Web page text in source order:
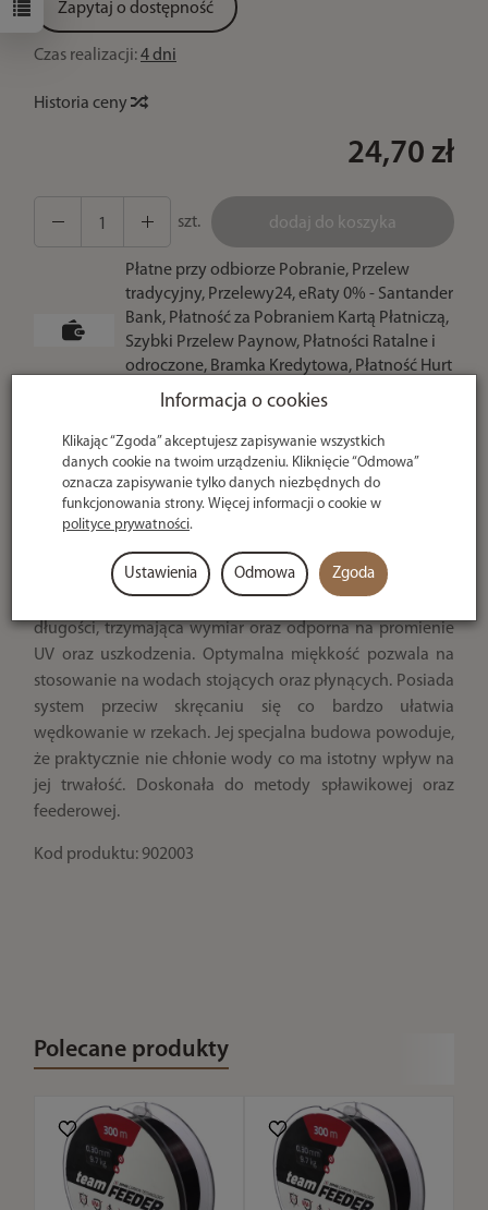
Zapytaj o dostępność
Czas realizacji:4 dni
Historia ceny
24,70 zł
szt. dodaj do koszyka
Płatne przy odbiorze Pobranie, Przelew
tradycyjny, Przelewy24, eRaty 0% - Santander
Bank, Płatność za Pobraniem Kartą Płatniczą,
Szybki Przelew Paynow, Płatności Ratalne i
odroczone, Bramka Kredytowa, Płatność Hurt
- po potwierdzeniu
U ciebie
nawet w 24h
Żyłka MatchPro M1 50m 0,097mm
Najnowszej generacji znakomita żyłka przyponowa
długości, trzymająca wymiar oraz odporna na promienie
UV oraz uszkodzenia. Optymalna miękkość pozwala na
stosowanie na wodach stojących oraz płynących. Posiada
system przeciw skręcaniu się co bardzo ułatwia
wędkowanie w rzekach. Jej specjalna budowa powoduje,
że praktycznie nie chłonie wody co ma istotny wpływ na
jej trwałość. Doskonała do metody spławikowej oraz
feederowej.
Kod produktu: 902003
Polecane produkty
Informacja o cookies
Klikając “Zgoda” akceptujesz zapisywanie wszystkich
danych cookie na twoim urządzeniu. Kliknięcie “Odmowa”
oznacza zapisywanie tylko danych niezbędnych do
funkcjonowania strony. Więcej informacji o cookie w
polityce prywatności.
Ustawienia Odmowa Zgoda